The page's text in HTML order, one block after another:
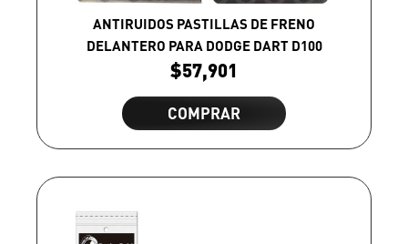
ANTIRUIDOS PASTILLAS DE FRENO
DELANTERO PARA DODGE DART D100
$57,901
COMPRAR